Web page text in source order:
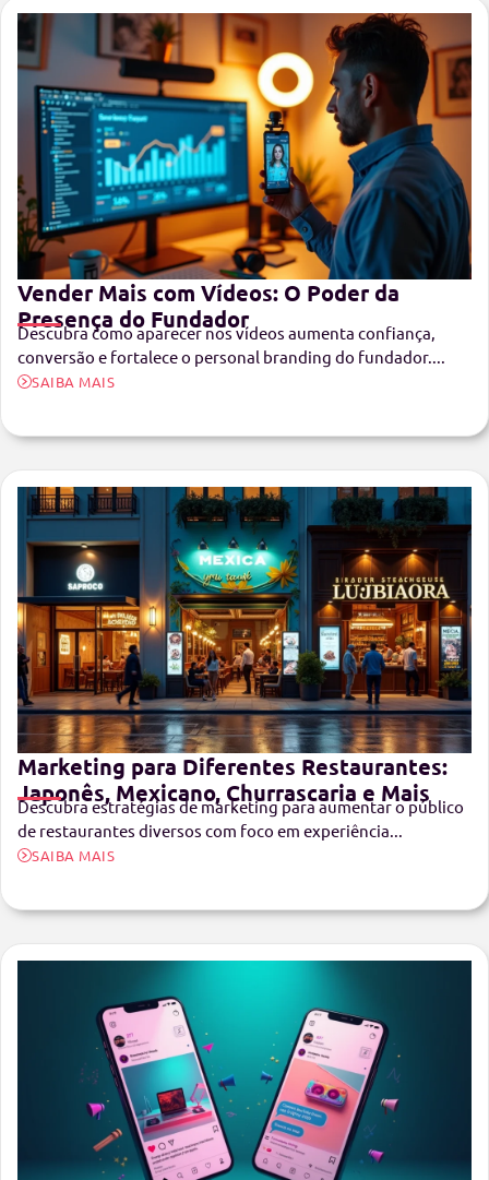
Vender Mais com Vídeos: O Poder da
Presença do Fundador
Descubra como aparecer nos vídeos aumenta confiança,
conversão e fortalece o personal branding do fundador....
SAIBA MAIS
Marketing para Diferentes Restaurantes:
Japonês, Mexicano, Churrascaria e Mais
Descubra estratégias de marketing para aumentar o público
de restaurantes diversos com foco em experiência...
SAIBA MAIS